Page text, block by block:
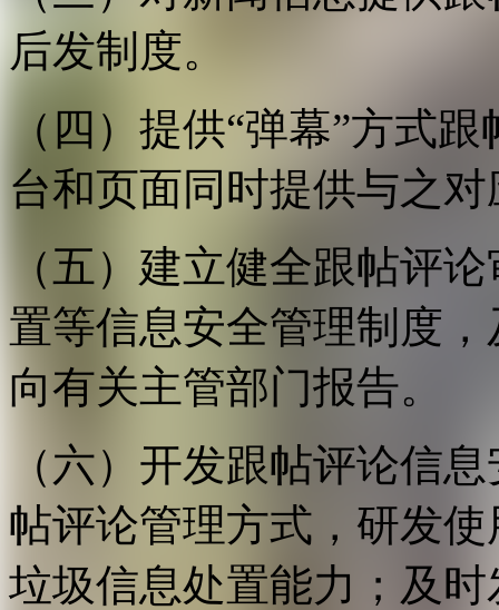
后发制度。
（四）提供“弹幕”方式
台和页面同时提供与之
（五）建立健全跟帖评
置等信息安全管理制度
向有关主管部门报告。
（六）开发跟帖评论信
帖评论管理方式，研发
垃圾信息处置能力；及